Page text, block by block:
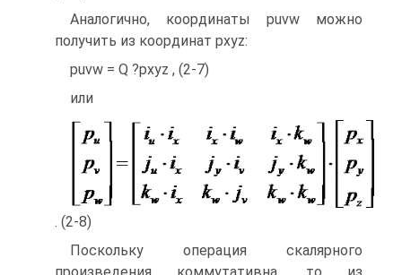
Аналогично, координаты puvw можно
получить из координат pxyz:
puvw = Q ?pxyz , (2-7)
или
. (2-8)
Поскольку операция скалярного